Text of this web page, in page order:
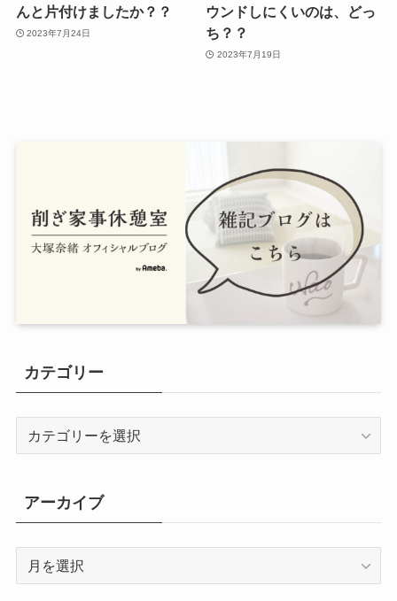
んと片付けましたか？？
2023年7月24日
ウンドしにくいのは、どっ
ち？？
2023年7月19日
カテゴリー
リ
ー
アーカイブ